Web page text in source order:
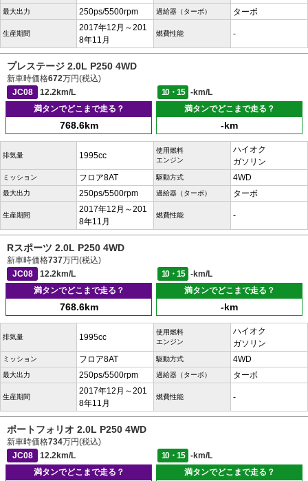
最大出力 250ps/5500rpm 過給器（ターボ） ターボ
生産期間
2017年12月～201
8年11月
燃費性能 -
プレステージ 2.0L P250 4WD
新車時価格672万円(税込)
JC08
12.2km/L 10・15
-km/L
満タンでどこまで走る？
768.6km
満タンでどこまで走る？
-km
排気量 1995cc
使用燃料
エンジン
ハイオク
ガソリン
ミッション フロア8AT 駆動方式 4WD
最大出力 250ps/5500rpm 過給器（ターボ） ターボ
生産期間
2017年12月～201
8年11月
燃費性能 -
Rスポーツ 2.0L P250 4WD
新車時価格737万円(税込)
JC08
12.2km/L 10・15
-km/L
満タンでどこまで走る？
768.6km
満タンでどこまで走る？
-km
排気量 1995cc
使用燃料
エンジン
ハイオク
ガソリン
ミッション フロア8AT 駆動方式 4WD
最大出力 250ps/5500rpm 過給器（ターボ） ターボ
生産期間
2017年12月～201
8年11月
燃費性能 -
ポートフォリオ 2.0L P250 4WD
新車時価格734万円(税込)
JC08
12.2km/L 10・15
-km/L
満タンでどこまで走る？
満タンでどこまで走る？